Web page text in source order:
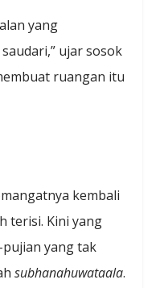
yang
ujar sosok
ruangan itu
kembali
terisi. Kini yang
yang tak
subhanahuwataala.